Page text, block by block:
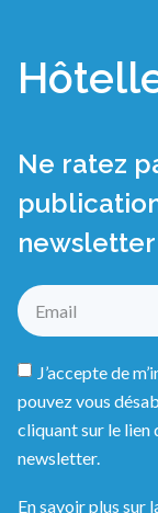
Ne ratez
J’accepte de
pouvez vous
cliquant sur le lien
newsletter.
En savoir plus sur